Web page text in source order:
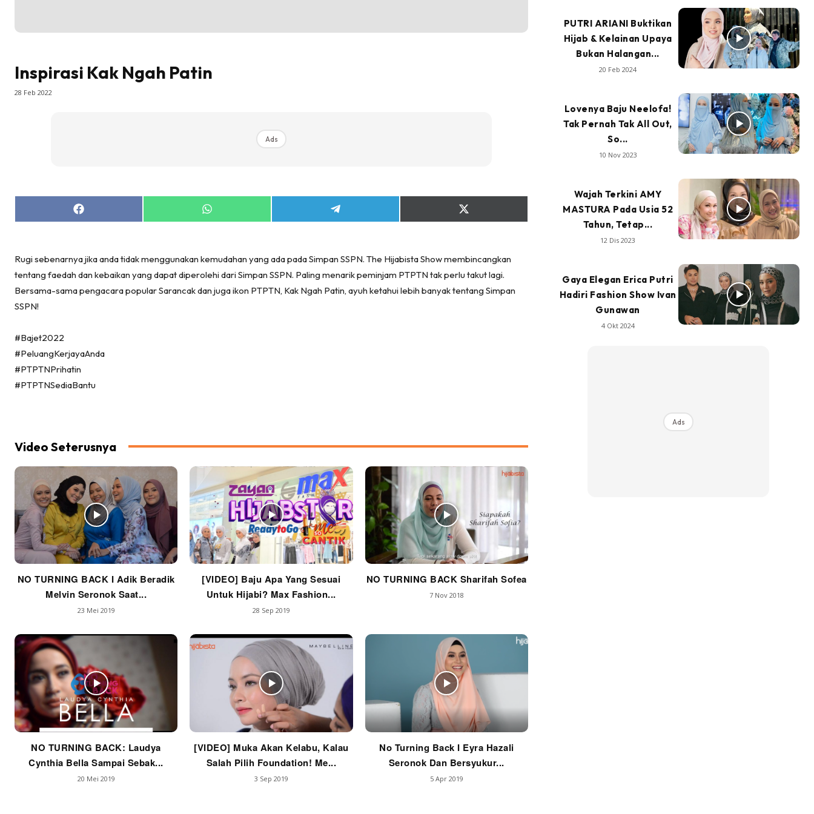
Inspirasi Kak Ngah Patin
28 Feb 2022
Ads
Share
on
Share
on
Share
on
Share
on
Rugi sebenarnya jika anda tidak menggunakan kemudahan yang ada pada Simpan SSPN. The Hijabista Show membincangkan
tentang faedah dan kebaikan yang dapat diperolehi dari Simpan SSPN. Paling menarik peminjam PTPTN tak perlu takut lagi.
Bersama-sama pengacara popular Sarancak dan juga ikon PTPTN, Kak Ngah Patin, ayuh ketahui lebih banyak tentang Simpan
SSPN!
#Bajet2022
#PeluangKerjayaAnda
#PTPTNPrihatin
#PTPTNSediaBantu
Video Seterusnya
NO TURNING BACK I Adik Beradik
Melvin Seronok Saat...
23 Mei 2019
[VIDEO] Baju Apa Yang Sesuai
Untuk Hijabi? Max Fashion...
28 Sep 2019
NO TURNING BACK Sharifah Sofea
7 Nov 2018
NO TURNING BACK: Laudya
Cynthia Bella Sampai Sebak...
20 Mei 2019
[VIDEO] Muka Akan Kelabu, Kalau
Salah Pilih Foundation! Me...
3 Sep 2019
No Turning Back I Eyra Hazali
Seronok Dan Bersyukur...
5 Apr 2019
PUTRI ARIANI Buktikan
Hijab & Kelainan Upaya
Bukan Halangan...
20 Feb 2024
Lovenya Baju Neelofa!
Tak Pernah Tak All Out,
So...
10 Nov 2023
Wajah Terkini AMY
MASTURA Pada Usia 52
Tahun, Tetap...
12 Dis 2023
Gaya Elegan Erica Putri
Hadiri Fashion Show Ivan
Gunawan
4 Okt 2024
Ads